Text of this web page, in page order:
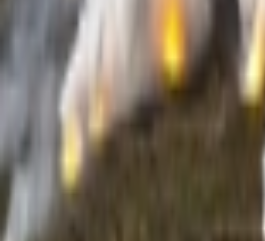
Giriş Yap / Üye Ol